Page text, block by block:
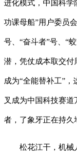
进化模式，中国科学
功课母船”用户委员
号、“奋斗者”号、“
潜，凭仗成本取交付
成为“全能替补工”
叉成为中国科技赛
者，了象牙正在持久
松花江干，机械人